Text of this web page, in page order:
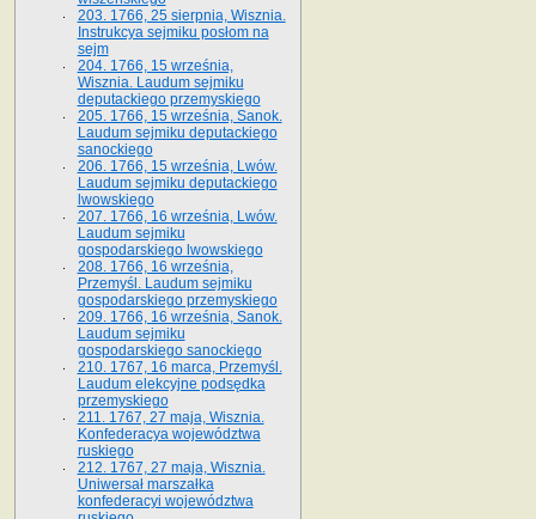
203. 1766, 25 sierpnia, Wisznia.
Instrukcya sejmiku posłom na
sejm
204. 1766, 15 września,
Wisznia. Laudum sejmiku
deputackiego przemyskiego
205. 1766, 15 września, Sanok.
Laudum sejmiku deputackiego
sanockiego
206. 1766, 15 września, Lwów.
Laudum sejmiku deputackiego
lwowskiego
207. 1766, 16 września, Lwów.
Laudum sejmiku
gospodarskiego lwowskiego
208. 1766, 16 września,
Przemyśl. Laudum sejmiku
gospodarskiego przemyskiego
209. 1766, 16 września, Sanok.
Laudum sejmiku
gospodarskiego sanockiego
210. 1767, 16 marca, Przemyśl.
Laudum elekcyjne podsędka
przemyskiego
211. 1767, 27 maja, Wisznia.
Konfederacya województwa
ruskiego
212. 1767, 27 maja, Wisznia.
Uniwersał marszałka
konfederacyi województwa